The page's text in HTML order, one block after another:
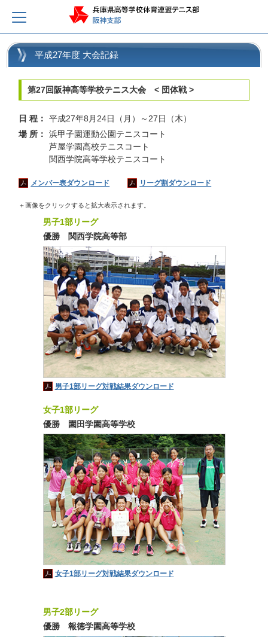
平成27年度 大会記録
第27回阪神高等学校テニス大会 < 団体戦 >
日 程：
平成27年8月24日（月）～27日（木）
場 所：
浜甲子園運動公園テニスコート
芦屋学園高校テニスコート
関西学院高等学校テニスコート
メンバー表ダウンロード リーグ割ダウンロード
＋画像をクリックすると拡大表示されます。
男子1部リーグ
優勝 関西学院高等部
男子1部リーグ対戦結果ダウンロード
女子1部リーグ
優勝 園田学園高等学校
女子1部リーグ対戦結果ダウンロード
男子2部リーグ
優勝 報徳学園高等学校